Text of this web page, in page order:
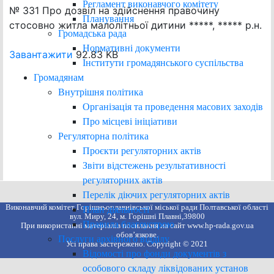
Регламент виконавчого комітету
Планування
Громадська рада
Нормативні документи
Інститути громадянського суспільства
Громадянам
Внутрішня політика
Організація та проведення масових заходів
Про місцеві ініціативи
Регуляторна політика
Проєкти регуляторних актів
Звіти відстежень результативності
регуляторних актів
Перелік діючих регуляторних актів
План діяльності
Правила благоустрою
Послуги архівного відділу
Відомості про фонди документів з
особового складу ліквідованих установ
№ 331 Про дозвіл на здійснення правочину
стосовно житла малолітньої дитини *****, ***** р.н.
Завантажити 92.83 KB
Виконавчий комітет Горішньоплавнівської міської ради Полтавської області
вул. Миру, 24, м. Горішні Плавні,39800
При використанні матеріалів посилання на сайт www.hp-rada.gov.ua
обов’язкове.
Усі права застережено. Copyright © 2021